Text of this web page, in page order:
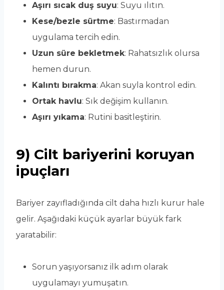
Aşırı sıcak duş suyu: Suyu ılıtın.
Kese/bezle sürtme: Bastırmadan
uygulama tercih edin.
Uzun süre bekletmek: Rahatsızlık olursa
hemen durun.
Kalıntı bırakma: Akan suyla kontrol edin.
Ortak havlu: Sık değişim kullanın.
Aşırı yıkama: Rutini basitleştirin.
9) Cilt bariyerini koruyan
ipuçları
Bariyer zayıfladığında cilt daha hızlı kurur hale
gelir. Aşağıdaki küçük ayarlar büyük fark
yaratabilir:
Sorun yaşıyorsanız ilk adım olarak
uygulamayı yumuşatın.